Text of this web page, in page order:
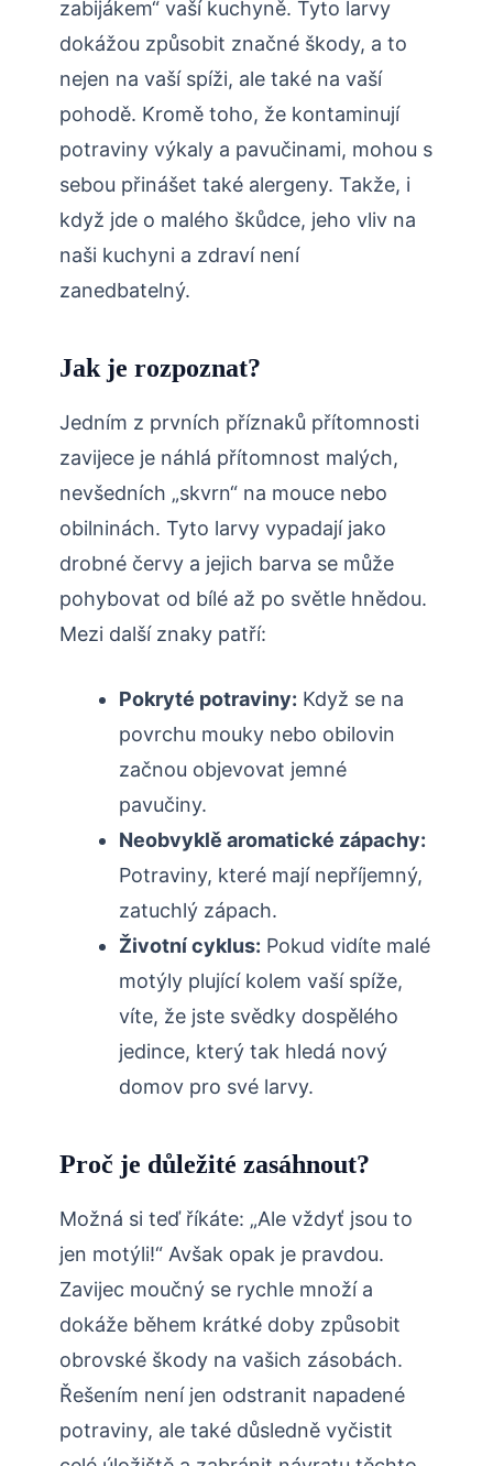
zabijákem“ vaší kuchyně. Tyto larvy
dokážou způsobit značné škody, a to
nejen na vaší spíži, ale také na vaší
pohodě. Kromě toho, že kontaminují
potraviny výkaly a pavučinami, mohou s
sebou přinášet také alergeny. Takže, i
když jde o malého škůdce, jeho vliv na
naši kuchyni a zdraví není
zanedbatelný.
Jak je rozpoznat?
Jedním z prvních příznaků přítomnosti
zavijece je náhlá přítomnost malých,
nevšedních „skvrn“ na mouce nebo
obilninách. Tyto larvy vypadají jako
drobné červy a jejich barva se může
pohybovat od bílé až po světle hnědou.
Mezi další znaky patří:
Pokryté potraviny: Když se na
povrchu mouky nebo obilovin
začnou objevovat jemné
pavučiny.
Neobvyklě aromatické zápachy:
Potraviny, které mají nepříjemný,
zatuchlý zápach.
Životní cyklus: Pokud vidíte malé
motýly plující kolem vaší spíže,
víte, že jste svědky dospělého
jedince, který tak hledá nový
domov pro své larvy.
Proč je důležité zasáhnout?
Možná si teď říkáte: „Ale vždyť jsou to
jen motýli!“ Avšak opak je pravdou.
Zavijec moučný se rychle množí a
dokáže během krátké doby způsobit
obrovské škody na vašich zásobách.
Řešením není jen odstranit napadené
potraviny, ale také důsledně vyčistit